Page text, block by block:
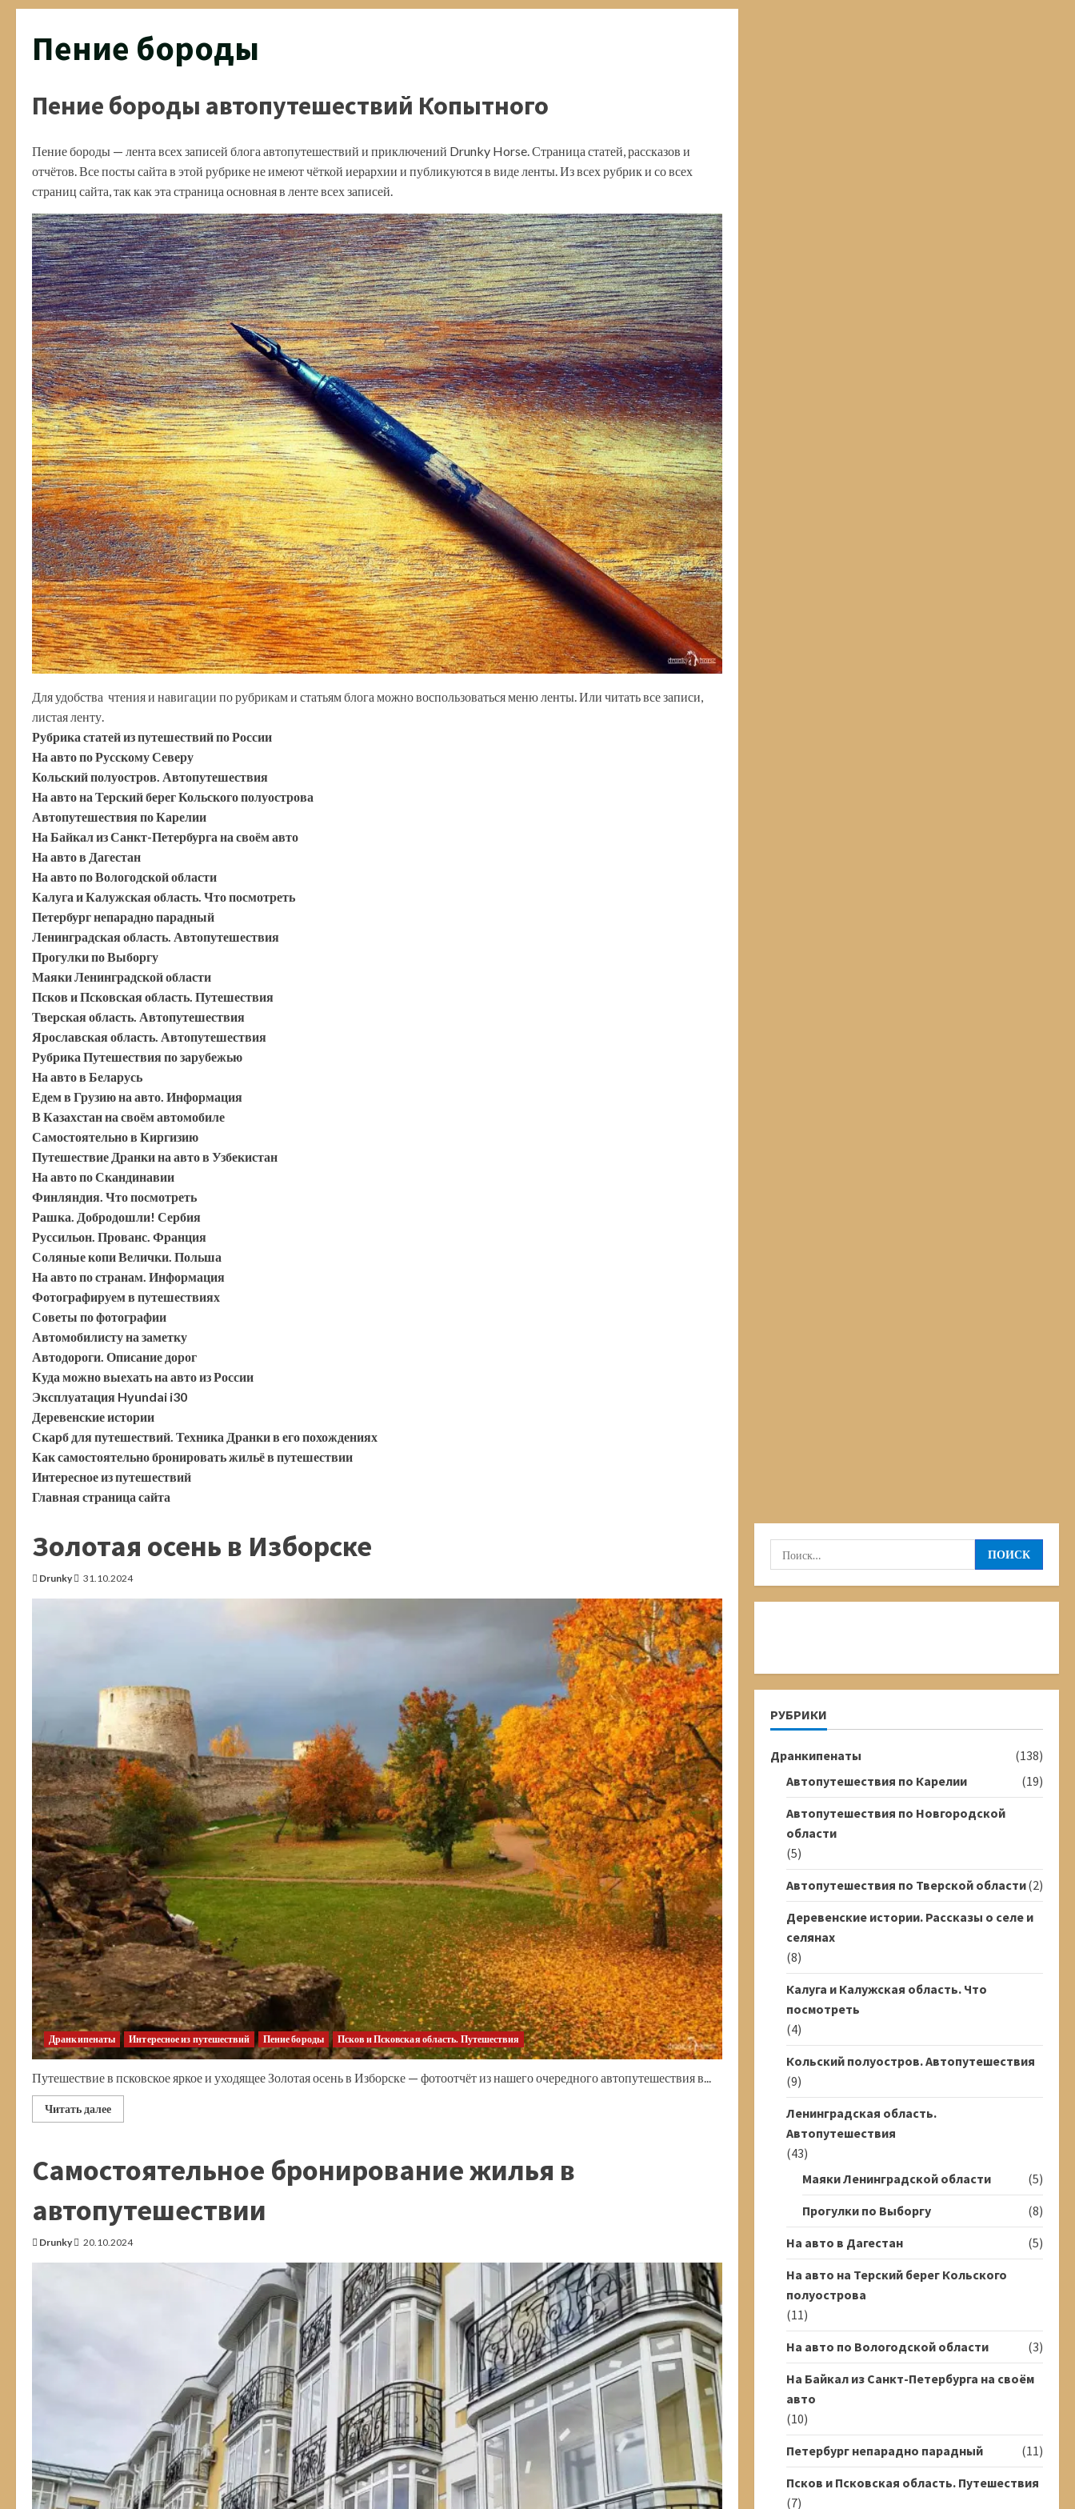
Пение бороды
Пение бороды автопутешествий Копытного
Пение бороды — лента всех записей блога автопутешествий и приключений Drunky Horse. Страница статей, рассказов и
отчётов. Все посты сайта в этой рубрике не имеют чёткой иерархии и публикуются в виде ленты. Из всех рубрик и со всех
страниц сайта, так как эта страница основная в ленте всех записей.
Для удобства чтения и навигации по рубрикам и статьям блога можно воспользоваться меню ленты. Или читать все записи,
листая ленту.
Рубрика статей из путешествий по России
На авто по Русскому Северу
Кольский полуостров. Автопутешествия
На авто на Терский берег Кольского полуострова
Автопутешествия по Карелии
На Байкал из Санкт-Петербурга на своём авто
На авто в Дагестан
На авто по Вологодской области
Калуга и Калужская область. Что посмотреть
Петербург непарадно парадный
Ленинградская область. Автопутешествия
Прогулки по Выборгу
Маяки Ленинградской области
Псков и Псковская область. Путешествия
Тверская область. Автопутешествия
Ярославская область. Автопутешествия
Рубрика Путешествия по зарубежью
На авто в Беларусь
Едем в Грузию на авто. Информация
В Казахстан на своём автомобиле
Самостоятельно в Киргизию
Путешествие Дранки на авто в Узбекистан
На авто по Скандинавии
Финляндия. Что посмотреть
Рашка. Добродошли! Сербия
Руссильон. Прованс. Франция
Соляные копи Велички. Польша
На авто по странам. Информация
Фотографируем в путешествиях
Советы по фотографии
Автомобилисту на заметку
Автодороги. Описание дорог
Куда можно выехать на авто из России
Эксплуатация Hyundai i30
Деревенские истории
Скарб для путешествий. Техника Дранки в его похождениях
Как самостоятельно бронировать жильё в путешествии
Интересное из путешествий
Главная страница сайта
Золотая осень в Изборске
Drunky 31.10.2024
Дранкипенаты Интересное из путешествий Пение бороды Псков и Псковская область. Путешествия
Путешествие в псковское яркое и уходящее Золотая осень в Изборске — фотоотчёт из нашего очередного автопутешествия в...
Читать далееПрочитать
больше
в
Изборске
Самостоятельное бронирование жилья в
автопутешествии
Drunky 20.10.2024
Найти:
РУБРИКИ
Дранкипенаты
(138)
Автопутешествия по Карелии
(19)
Автопутешествия по Новгородской
области
(5)
Автопутешествия по Тверской области(2)
Деревенские истории. Рассказы о селе и
селянах
(8)
Калуга и Калужская область. Что
посмотреть
(4)
Кольский полуостров. Автопутешествия
(9)
Ленинградская область.
Автопутешествия
(43)
Маяки Ленинградской области
(5)
Прогулки по Выборгу
(8)
На авто в Дагестан
(5)
На авто на Терский берег Кольского
полуострова
(11)
На авто по Вологодской области
(3)
На Байкал из Санкт-Петербурга на своём
авто
(10)
Петербург непарадно парадный
(11)
Псков и Псковская область. Путешествия
(7)